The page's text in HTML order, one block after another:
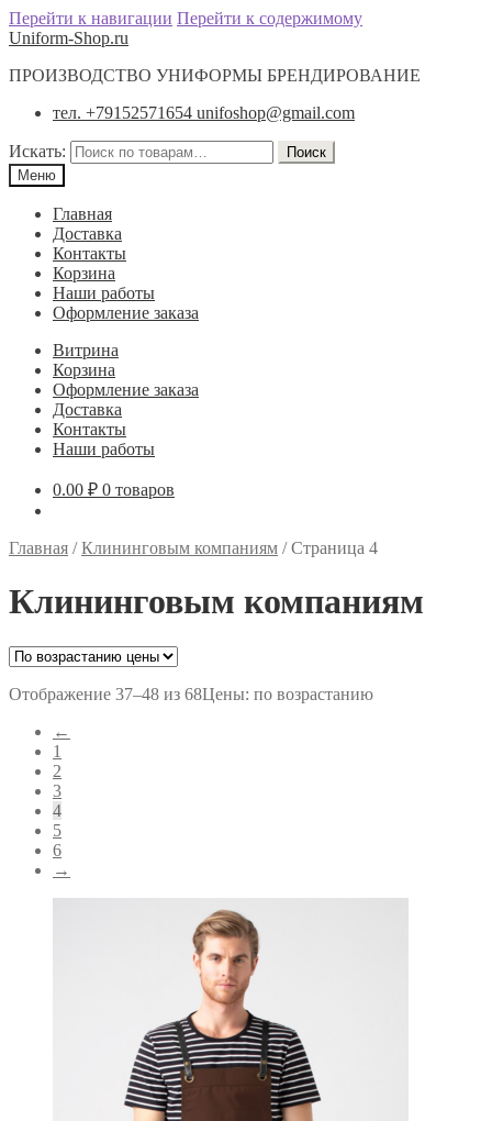
Перейти к навигации Перейти к содержимому
Uniform-Shop.ru
ПРОИЗВОДСТВО УНИФОРМЫ БРЕНДИРОВАНИЕ
тел. +79152571654 unifoshop@gmail.com
Искать:
Поиск
Меню
Главная
Доставка
Контакты
Корзина
Наши работы
Оформление заказа
Витрина
Корзина
Оформление заказа
Доставка
Контакты
Наши работы
0.00 ₽ 0 товаров
Главная /Клининговым компаниям /Страница 4
Клининговым компаниям
Отображение 37–48 из 68Цены: по возрастанию
←
1
2
3
4
5
6
→